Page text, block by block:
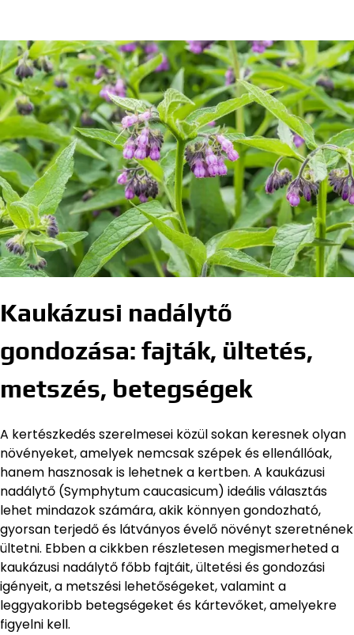
Kaukázusi nadálytő
gondozása: fajták, ültetés,
metszés, betegségek
A kertészkedés szerelmesei közül sokan keresnek olyan
növényeket, amelyek nemcsak szépek és ellenállóak,
hanem hasznosak is lehetnek a kertben. A kaukázusi
nadálytő (Symphytum caucasicum) ideális választás
lehet mindazok számára, akik könnyen gondozható,
gyorsan terjedő és látványos évelő növényt szeretnének
ültetni. Ebben a cikkben részletesen megismerheted a
kaukázusi nadálytő főbb fajtáit, ültetési és gondozási
igényeit, a metszési lehetőségeket, valamint a
leggyakoribb betegségeket és kártevőket, amelyekre
figyelni kell.